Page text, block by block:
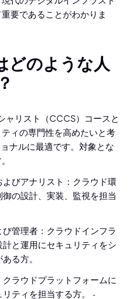
要であることがわかりま
どのような人
ャリスト（CCCS）コースと
ィの専門性を高めたいと考
ナルに最適です。対象とな
びアナリスト：クラウド環
の設計、実装、監視を担当
管理者：クラウドインフラ
と運用にセキュリティをシ
る方。
ラウドプラットフォームに
ティを担当する方。 -